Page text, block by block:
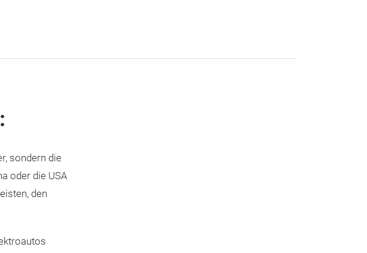
sondern die
oder die USA
den